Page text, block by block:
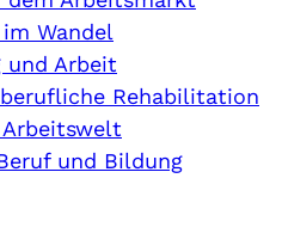
Wandel
und Arbeit
Rehabilitation
und Bildung